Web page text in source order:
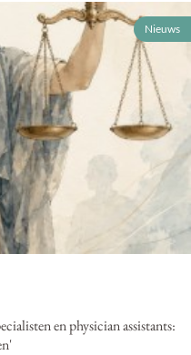
Nieuws
en physician assistants: